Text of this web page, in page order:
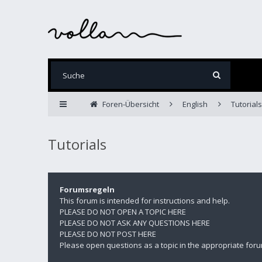
Foren-Übersicht English Tutorials
Tutorials
Forumsregeln
This forum is intended for instructions and help.
PLEASE DO NOT OPEN A TOPIC HERE
PLEASE DO NOT ASK ANY QUESTIONS HERE
PLEASE DO NOT POST HERE
Please open questions as a topic in the appropriate